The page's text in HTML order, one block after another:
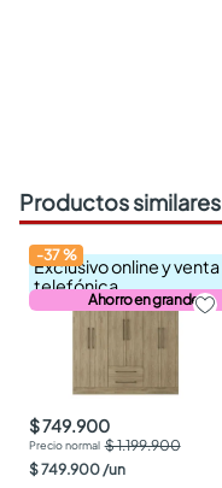
Productos similares
Exclusivo online y venta
telefónica
Ahorro en grande
-37%
$ 749.900
$ 1.199.900
$749.900 /un